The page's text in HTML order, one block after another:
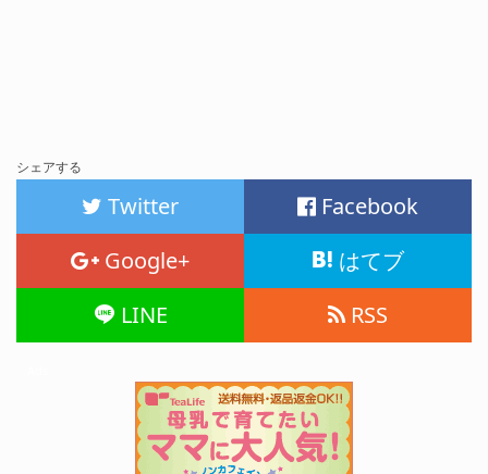
シェアする
Twitter
Facebook
Google+
はてブ
LINE
RSS